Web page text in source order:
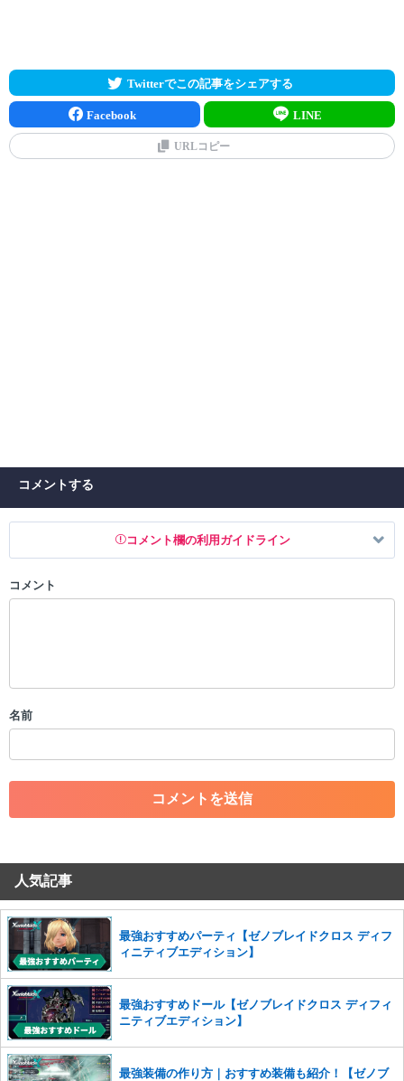
Twitterでこの記事をシェアする
Facebook LINE
URLコピー
コメントする
コメント欄の利用ガイドライン
以下の書き込みを禁止とし、場合によってはコメント削除や書き込み制
・一度削除された投稿を再び投稿すること
・アカウントの売買など金銭が絡む内容の投稿
・各ゲームのネタバレを含む内容の投稿
・その他、管理者が不適切と判断した投稿
コメントの削除を申請する
せていただきます。ご了承ください。
※一度削除したコメントは復元ができませんのでご注意くだ
さい。
また、過度な利用規約の違反や、弊社に損害の及ぶ内容の書き込みがあ
った場合は、法的措置をとらせていただく場合もございますので、あら
かじめご理解くださいませ。
コメント
名前
人気記事
最強おすすめパーティ【ゼノブレイドクロス ディフ
ィニティブエディション】
最強おすすめドール【ゼノブレイドクロス ディフィ
ニティブエディション】
最強装備の作り方｜おすすめ装備も紹介！【ゼノブ